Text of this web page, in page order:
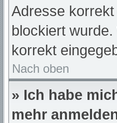
Adresse
blockiert
korrekt
Nach oben
» Ich habe
mehr